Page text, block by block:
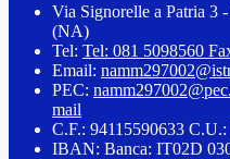
Via Signorelle a Patria 3
(NA)
Tel: Tel: 081 5098560
Email:
PEC:
mail
C.F.: 94115590633
IBAN: Banca: IT02D